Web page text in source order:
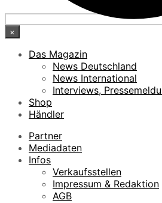
×
Das Magazin
News Deutschland
News International
Interviews,
Shop
Händler
Partner
Mediadaten
Infos
Verkaufsstellen
Impressum & Redaktion
AGB